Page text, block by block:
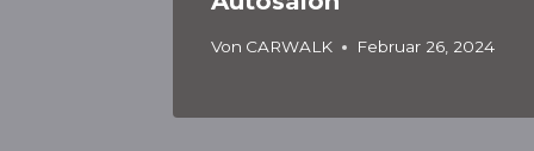
Von CARWALK Februar 26, 2024